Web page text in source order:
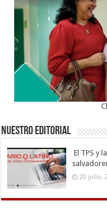
Nuestro Editorial
El TPS y
20 julio,